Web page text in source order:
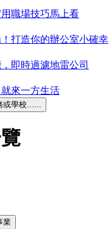
職場技巧馬上看
打造你的辦公室小確幸
即時過濾地雷公司
來一方生活
或學校......
業